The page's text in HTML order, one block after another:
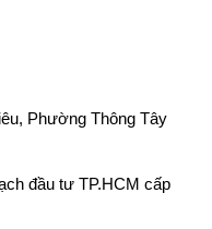
Phường Thông Tây
đầu tư TP.HCM cấp